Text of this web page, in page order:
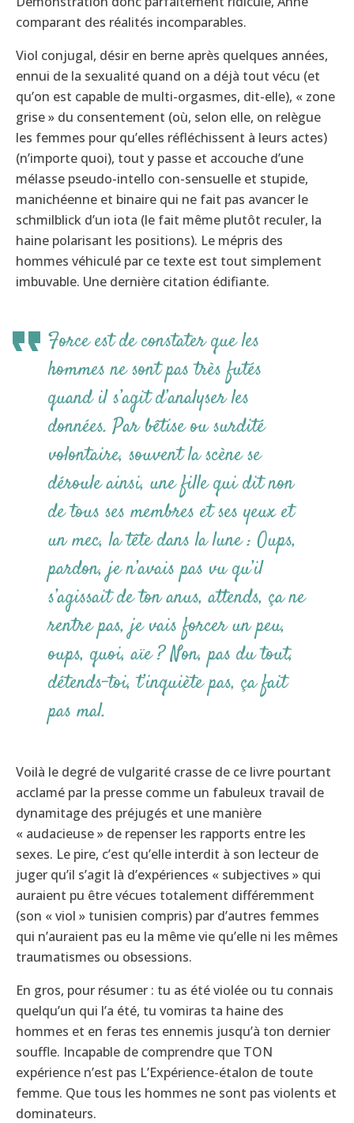
comparant des réalités incomparables.
Viol conjugal, désir en berne après quelques années,
ennui de la sexualité quand on a déjà tout vécu (et
qu’on est capable de multi-orgasmes, dit-elle), « zone
grise » du consentement (où, selon elle, on relègue
les femmes pour qu’elles réfléchissent à leurs actes)
(n’importe quoi), tout y passe et accouche d’une
mélasse pseudo-intello con-sensuelle et stupide,
manichéenne et binaire qui ne fait pas avancer le
schmilblick d’un iota (le fait même plutôt reculer, la
haine polarisant les positions). Le mépris des
hommes véhiculé par ce texte est tout simplement
imbuvable. Une dernière citation édifiante.
Force est de constater que les
hommes ne sont pas très futés
quand il s’agit d’analyser les
données. Par bêtise ou surdité
volontaire, souvent la scène se
déroule ainsi, une fille qui dit non
de tous ses membres et ses yeux et
un mec, la tête dans la lune : Oups,
pardon, je n’avais pas vu qu’il
s’agissait de ton anus, attends, ça ne
rentre pas, je vais forcer un peu,
oups, quoi, aïe ? Non, pas du tout,
détends-toi, t’inquiète pas, ça fait
pas mal.
Voilà le degré de vulgarité crasse de ce livre pourtant
acclamé par la presse comme un fabuleux travail de
dynamitage des préjugés et une manière
« audacieuse » de repenser les rapports entre les
sexes. Le pire, c’est qu’elle interdit à son lecteur de
juger qu’il s’agit là d’expériences « subjectives » qui
auraient pu être vécues totalement différemment
(son « viol » tunisien compris) par d’autres femmes
qui n’auraient pas eu la même vie qu’elle ni les mêmes
traumatismes ou obsessions.
En gros, pour résumer : tu as été violée ou tu connais
quelqu’un qui l’a été, tu vomiras ta haine des
hommes et en feras tes ennemis jusqu’à ton dernier
souffle. Incapable de comprendre que TON
expérience n’est pas L’Expérience-étalon de toute
femme. Que tous les hommes ne sont pas violents et
dominateurs.